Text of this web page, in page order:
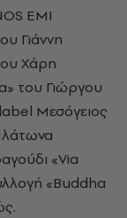
EMI
Γιάννη
Χάρη
του Γιώργου
Μεσόγειος
«Via
«Buddha